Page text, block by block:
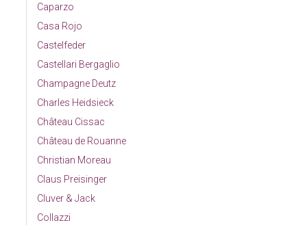
Caparzo
Casa Rojo
Castelfeder
Castellari Bergaglio
Champagne Deutz
Charles Heidsieck
Château Cissac
Château de Rouanne
Christian Moreau
Claus Preisinger
Cluver & Jack
Collazzi